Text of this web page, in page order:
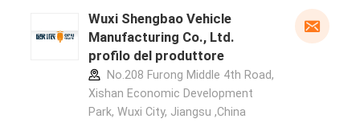
Wuxi Shengbao Vehicle
Manufacturing Co., Ltd.
profilo del produttore
No.208 Furong Middle 4th Road,
Xishan Economic Development
Park, Wuxi City, Jiangsu ,China